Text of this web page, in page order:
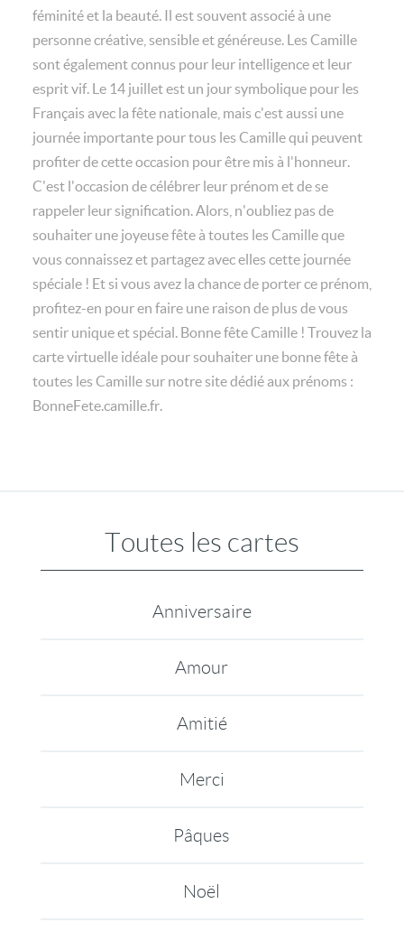
féminité et la beauté. Il est souvent associé à une
personne créative, sensible et généreuse. Les Camille
sont également connus pour leur intelligence et leur
esprit vif. Le 14 juillet est un jour symbolique pour les
Français avec la fête nationale, mais c'est aussi une
journée importante pour tous les Camille qui peuvent
profiter de cette occasion pour être mis à l'honneur.
C'est l'occasion de célébrer leur prénom et de se
rappeler leur signification. Alors, n'oubliez pas de
souhaiter une joyeuse fête à toutes les Camille que
vous connaissez et partagez avec elles cette journée
spéciale ! Et si vous avez la chance de porter ce prénom,
profitez-en pour en faire une raison de plus de vous
sentir unique et spécial. Bonne fête Camille ! Trouvez la
carte virtuelle idéale pour souhaiter une bonne fête à
toutes les Camille sur notre site dédié aux prénoms :
BonneFete.camille.fr.
Toutes les cartes
Anniversaire
Amour
Amitié
Merci
Pâques
Noël